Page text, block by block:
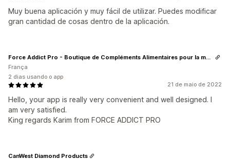
Muy buena aplicación y muy fácil de utilizar. Puedes modificar
gran cantidad de cosas dentro de la aplicación.
21 de maio de 2022
Hello, your app is really very convenient and well designed. I
am very satisfied.
King regards Karim from FORCE ADDICT PRO
França
2 dias usando o app
CanWest Diamond Products